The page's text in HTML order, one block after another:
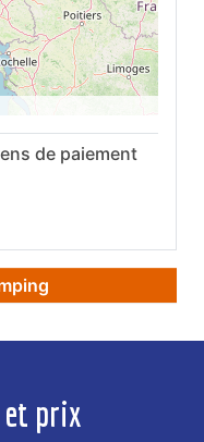
de paiement
prix